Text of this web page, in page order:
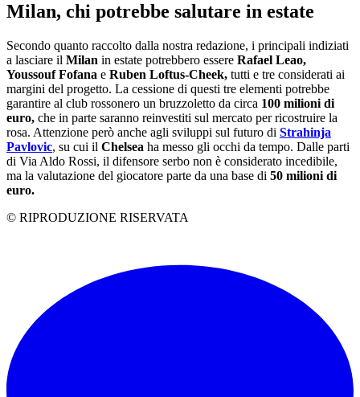
Milan, chi potrebbe salutare in estate
Secondo quanto raccolto dalla nostra redazione, i principali indiziati
a lasciare il Milan in estate potrebbero essere Rafael Leao,
Youssouf Fofana e Ruben Loftus-Cheek, tutti e tre considerati ai
margini del progetto. La cessione di questi tre elementi potrebbe
garantire al club rossonero un bruzzoletto da circa 100 milioni di
euro, che in parte saranno reinvestiti sul mercato per ricostruire la
rosa. Attenzione però anche agli sviluppi sul futuro di Strahinja
Pavlovic, su cui il Chelsea ha messo gli occhi da tempo. Dalle parti
di Via Aldo Rossi, il difensore serbo non è considerato incedibile,
ma la valutazione del giocatore parte da una base di 50 milioni di
euro.
© RIPRODUZIONE RISERVATA